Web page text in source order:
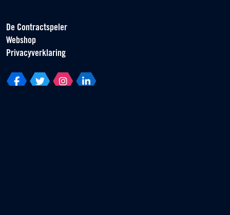
De Contractspeler
Webshop
Privacyverklaring